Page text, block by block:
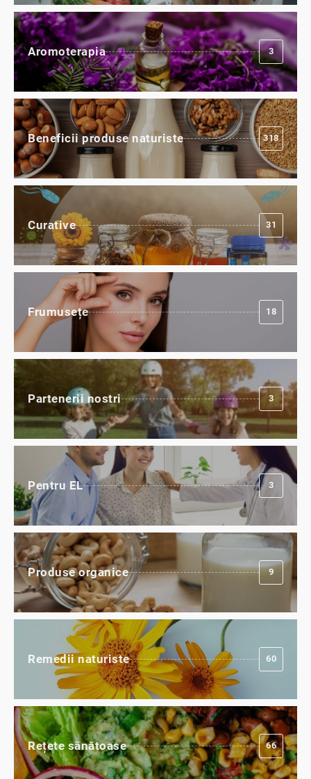
Aromoterapia 3
Beneficii produse naturiste 318
Curative 31
Frumusețe 18
Partenerii nostri 3
Pentru EL 3
Produse organice 9
Remedii naturiste 60
Rețete sănătoase 66